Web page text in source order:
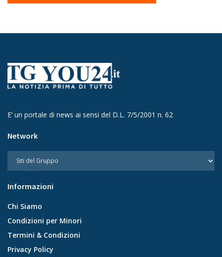
E’ un portale di news ai sensi del D.L. 7/5/2001 n. 62
Network
Informazioni
Chi Siamo
Condizioni per Minori
Termini & Condizioni
Privacy Policy